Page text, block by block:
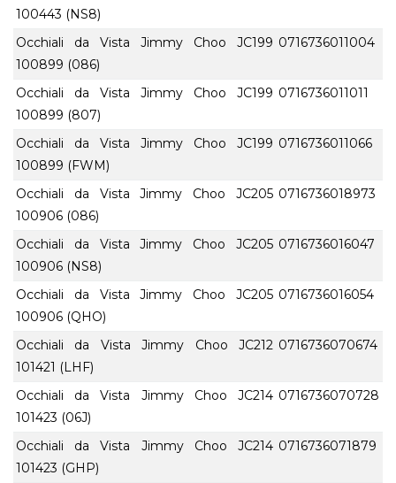
100443 (NS8)
Occhiali da Vista Jimmy Choo JC199
100899 (086)
0716736011004
Occhiali da Vista Jimmy Choo JC199
100899 (807)
0716736011011
Occhiali da Vista Jimmy Choo JC199
100899 (FWM)
0716736011066
Occhiali da Vista Jimmy Choo JC205
100906 (086)
0716736018973
Occhiali da Vista Jimmy Choo JC205
100906 (NS8)
0716736016047
Occhiali da Vista Jimmy Choo JC205
100906 (QHO)
0716736016054
Occhiali da Vista Jimmy Choo JC212
101421 (LHF)
0716736070674
Occhiali da Vista Jimmy Choo JC214
101423 (06J)
0716736070728
Occhiali da Vista Jimmy Choo JC214
101423 (GHP)
0716736071879